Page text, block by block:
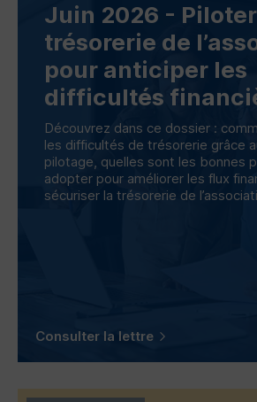
Juin 2026 -
trésorerie de
pour anticiper les
difficultés
Découvrez dans ce dossier :
les difficultés de trésorerie grâce
pilotage, quelles sont les bonnes
adopter pour améliorer les flux
sécuriser la trésorerie de
Consulter la lettre